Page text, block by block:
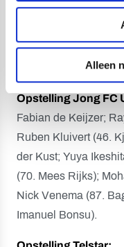
Alleen
Ikeshita (Jong FC
Scheidsrechter:
Opstelling Jong FC
Fabian de Keijzer;
Ruben Kluivert (46.
der Kust; Yuya
(70. Mees Rijks);
Nick Venema (87.
Imanuel Bonsu).